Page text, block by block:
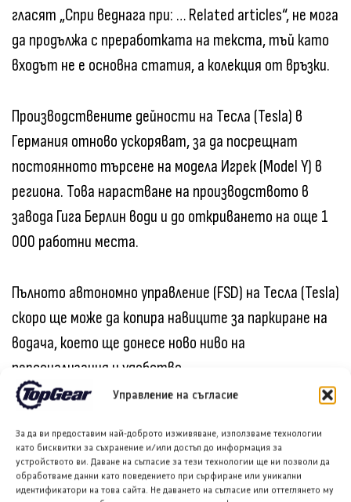
Управление на съгласие
За да ви предоставим най-доброто изживяване, използваме технологии
като бисквитки за съхранение и/или достъп до информация за
устройството ви. Даване на съгласие за тези технологии ще ни позволи да
обработваме данни като поведението при сърфиране или уникални
идентификатори на това сайта. Не даването на съгласие или оттеглянето му
гласят „Спри веднага при: … Related articles“, не мога
да продължа с преработката на текста, тъй като
входът не е основна статия, а колекция от връзки.
Производствените дейности на Тесла (Tesla) в
Германия отново ускоряват, за да посрещнат
постоянното търсене на модела Игрек (Model Y) в
региона. Това нарастване на производството в
завода Гига Берлин води и до откриването на още 1
000 работни места.
Пълното автономно управление (FSD) на Тесла (Tesla)
скоро ще може да копира навиците за паркиране на
водача, което ще донесе ново ниво на
персонализация и удобство.
автономно управление (FSD) ще получи гласови
команди Грок (Grok) тази есен. Това ще разшири
начините за взаимодействие с автомобила.